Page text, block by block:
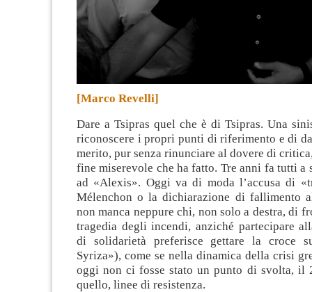
[Marco Revelli]
Dare a Tsipras quel che è di Tsipras. Una
riconoscere i propri punti di riferimento e di
merito, pur senza rinunciare al dovere di
fine miserevole che ha fatto. Tre anni fa tutti a
ad «Alexis». Oggi va di moda l’accusa di
Mélenchon o la dichiarazione di fallimento
non manca neppure chi, non solo a destra, di
tragedia degli incendi, anziché partecipare
di solidarietà preferisce gettare la croce
Syriza»), come se nella dinamica della crisi
oggi non ci fosse stato un punto di svolta, il
quello, linee di resistenza.